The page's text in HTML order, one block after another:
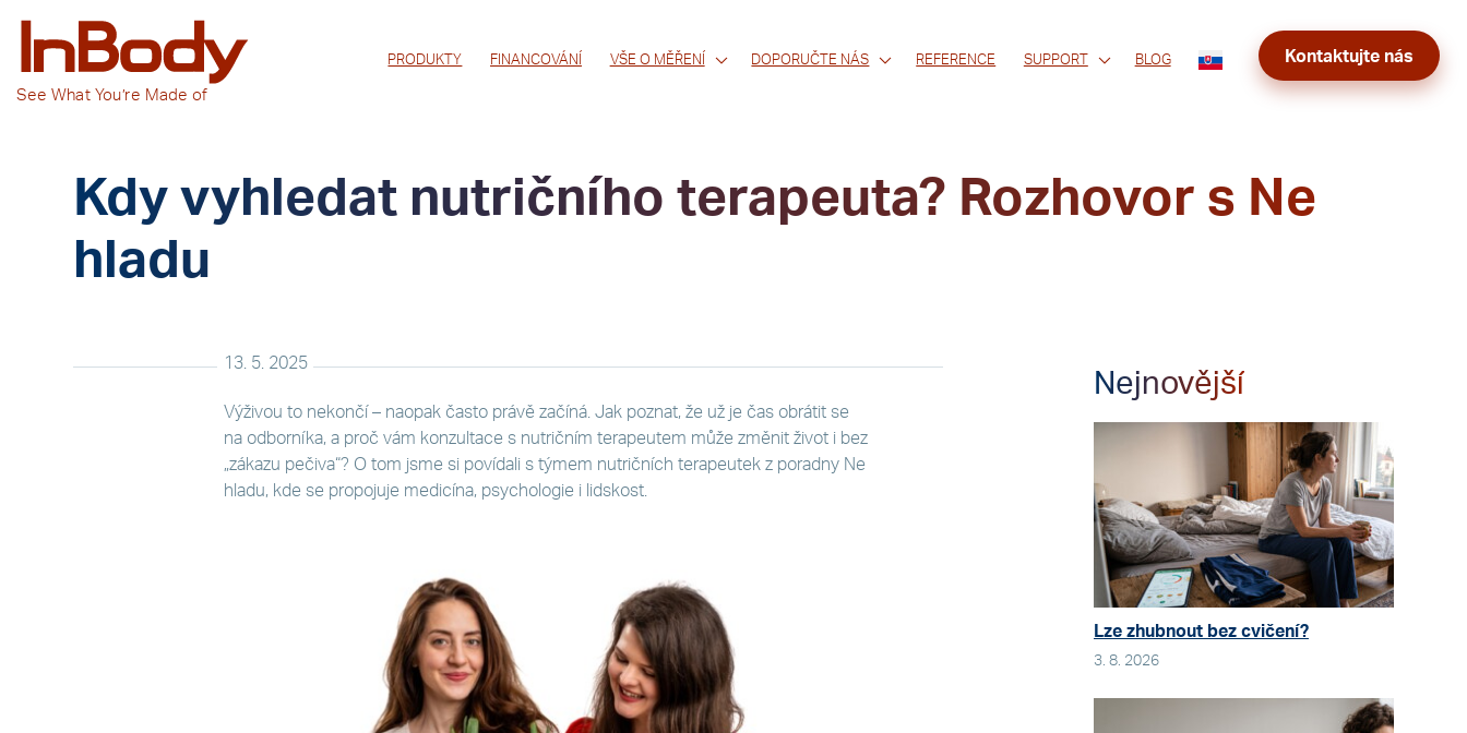
See What You’re Made of
PRODUKTY FINANCOVÁNÍ VŠE O MĚŘENÍ DOPORUČTE NÁS REFERENCE SUPPORT BLOG Kontaktujte nás
Kdy vyhledat nutričního terapeuta? Rozhovor s Ne
hladu
13. 5. 2025
Výživou to nekončí – naopak často právě začíná. Jak poznat, že už je čas obrátit se
na odborníka, a proč vám konzultace s nutričním terapeutem může změnit život i bez
„zákazu pečiva“? O tom jsme si povídali s týmem nutričních terapeutek z poradny Ne
hladu, kde se propojuje medicína, psychologie i lidskost.
Nejnovější
Lze zhubnout bez cvičení?
3. 8. 2026